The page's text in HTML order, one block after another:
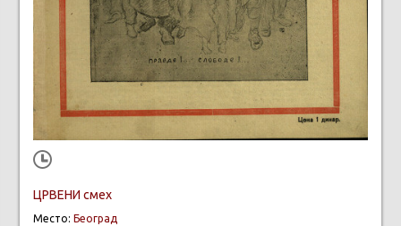
ЦРВЕНИ смех
Место: Београд